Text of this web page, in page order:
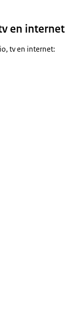
en internet
tv en internet: